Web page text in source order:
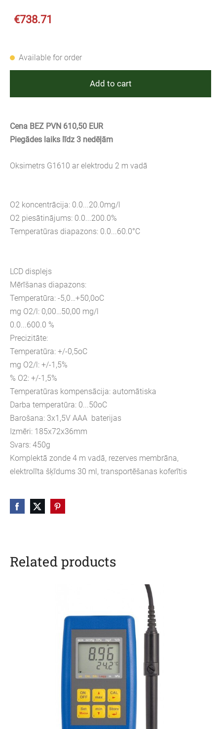
€738.71
Available for order
Add to cart
Cena BEZ PVN 610,50 EUR
Piegādes laiks līdz 3 nedēļām
Oksimetrs G1610 ar elektrodu 2 m vadā
O2 koncentrācija: 0.0...20.0mg/l
O2 piesātinājums: 0.0...200.0%
Temperatūras diapazons: 0.0...60.0°C
LCD displejs
Mērīšanas diapazons:
Temperatūra: -5,0…+50,0oC
mg O2/l: 0,00…50,00 mg/l
0.0...600.0 %
Precizitāte:
Temperatūra: +/-0,5oC
mg O2/l: +/-1,5%
% O2: +/-1,5%
Temperatūras kompensācija: automātiska
Darba temperatūra: 0...50oC
Barošana: 3x1,5V AAA baterijas
Izmēri: 185x72x36mm
Svars: 450g
Komplektā zonde 4 m vadā, rezerves membrāna,
elektrolīta šķīdums 30 ml, transportēšanas koferītis
Related products